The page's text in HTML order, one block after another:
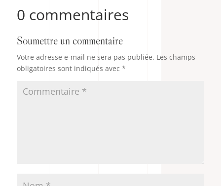
0 commentaires
Soumettre un commentaire
Votre adresse e-mail ne sera pas publiée. Les champs
obligatoires sont indiqués avec *